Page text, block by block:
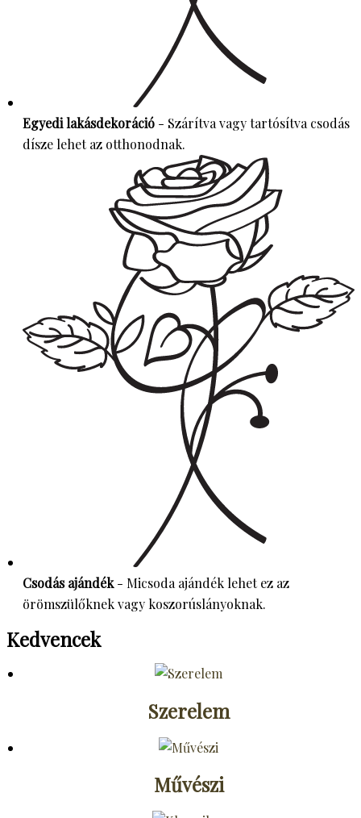
Egyedi lakásdekoráció - Szárítva vagy tartósítva csodás
dísze lehet az otthonodnak.
Csodás ajándék- Micsoda ajándék lehet ez az
örömszülőknek vagy koszorúslányoknak.
Kedvencek
Szerelem
Művészi